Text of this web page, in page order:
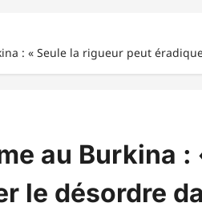
: « Seule la rigueur peut
au Burkina
le désordre